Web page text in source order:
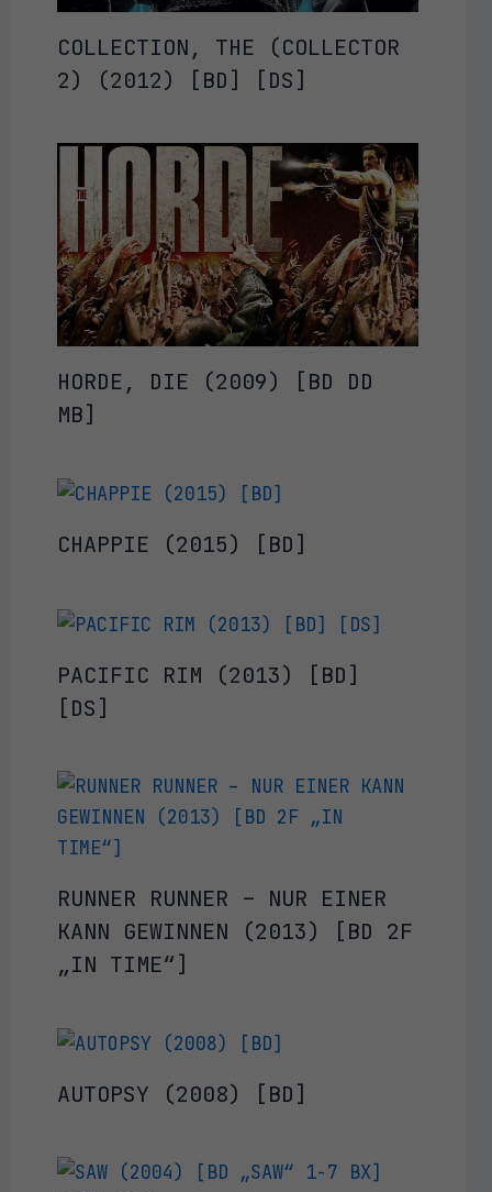
COLLECTION, THE (COLLECTOR
2) (2012) [BD] [DS]
HORDE, DIE (2009) [BD DD
MB]
CHAPPIE (2015) [BD]
PACIFIC RIM (2013) [BD]
[DS]
RUNNER RUNNER – NUR EINER
KANN GEWINNEN (2013) [BD 2F
„IN TIME“]
AUTOPSY (2008) [BD]